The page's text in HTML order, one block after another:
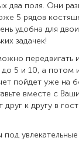
два поля. Они
5 рядов
удобна для
задачек!
передвигать
5 и 10, а потом
пойдет уже на
вместе с
к другу в